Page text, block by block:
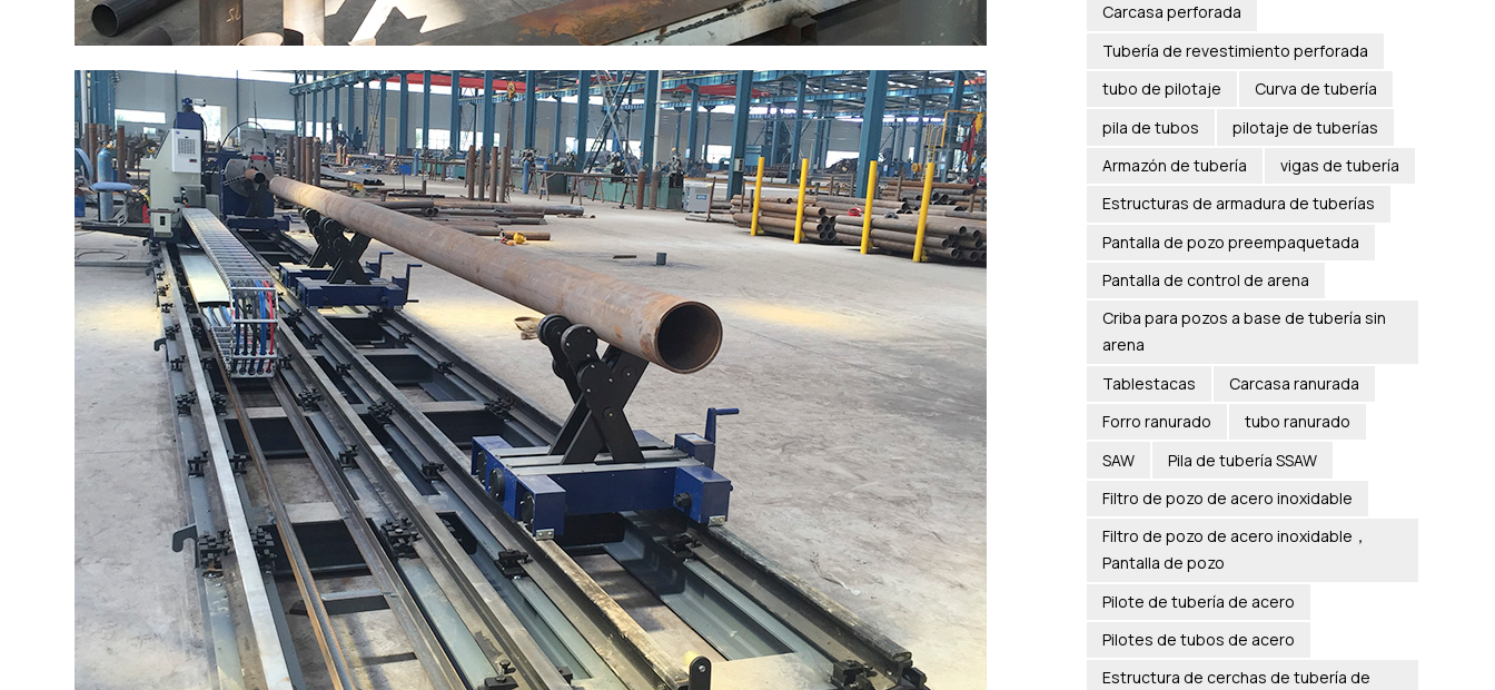
Carcasa perforada
Tubería de revestimiento perforada
tubo de pilotaje
Curva de tubería
pila de tubos
pilotaje de tuberías
Armazón de tubería
vigas de tubería
Estructuras de armadura de tuberías
Pantalla de pozo preempaquetada
Pantalla de control de arena
Criba para pozos a base de tubería sin
arena
Tablestacas
Carcasa ranurada
Forro ranurado
tubo ranurado
SAW
Pila de tubería SSAW
Filtro de pozo de acero inoxidable
Filtro de pozo de acero inoxidable，
Pantalla de pozo
Pilote de tubería de acero
Pilotes de tubos de acero
Estructura de cerchas de tubería de